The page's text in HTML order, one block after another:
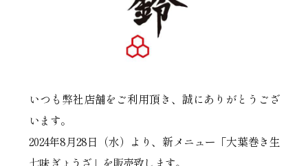
いつも弊社店舗をご利用頂き、誠にありがとうござ
います。
2024年8月28日（水）より、新メニュー「大葉巻き生
七味ぎょうざ」を販売致します。